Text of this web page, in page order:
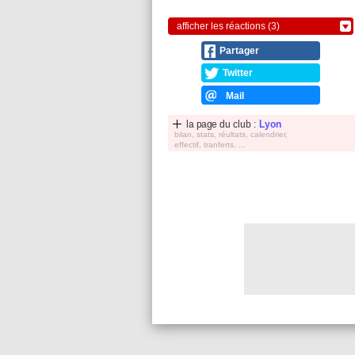
afficher les réactions (3)
Partager
Twitter
Mail
la page du club : Lyon
bilan, stats, réultats, calendrier,
effectif, tranferts, ...